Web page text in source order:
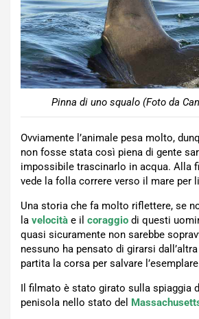
Pinna di uno squalo (Foto da
Ovviamente l’animale pesa molto,
non fosse stata così piena di gente
impossibile trascinarlo in acqua. Alla
vede la folla correre verso il mare per
Una storia che fa molto riflettere, se
la velocità e il coraggio di questi
quasi sicuramente non sarebbe
nessuno ha pensato di girarsi
partita la corsa per salvare
Il filmato è stato girato sulla spiaggia
penisola nello stato del